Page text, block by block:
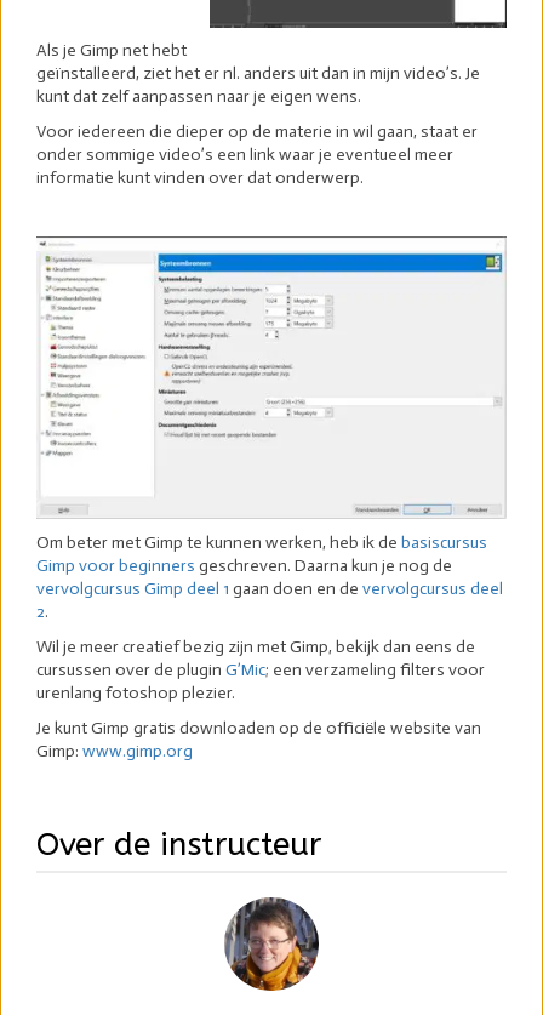
Als je Gimp net hebt
geïnstalleerd, ziet het er nl. anders uit dan in mijn video’s. Je
kunt dat zelf aanpassen naar je eigen wens.
Voor iedereen die dieper op de materie in wil gaan, staat er
onder sommige video’s een link waar je eventueel meer
informatie kunt vinden over dat onderwerp.
Om beter met Gimp te kunnen werken, heb ik de basiscursus
Gimp voor beginners geschreven. Daarna kun je nog de
vervolgcursus Gimp deel 1 gaan doen en de vervolgcursus deel
2.
Wil je meer creatief bezig zijn met Gimp, bekijk dan eens de
cursussen over de plugin G’Mic; een verzameling filters voor
urenlang fotoshop plezier.
Je kunt Gimp gratis downloaden op de officiële website van
Gimp: www.gimp.org
Over de instructeur